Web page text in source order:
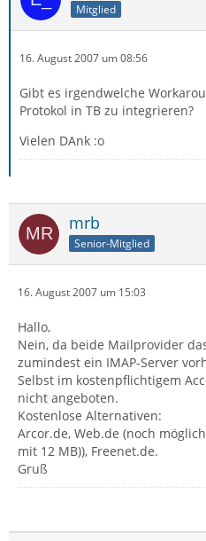
Mitglied
16. August 2007 um 08:56
Gibt es irgendwelche
Protokol in TB zu integrieren?
Vielen DAnk :o
mrb
Senior-Mitglied
16. August 2007 um 15:03
Hallo,
Nein, da beide Mailprovider
zumindest ein IMAP-Server
Selbst im kostenpflichtigem
nicht angeboten.
Kostenlose Alternativen:
Arcor.de, Web.de (noch
mit 12 MB)), Freenet.de.
Gruß